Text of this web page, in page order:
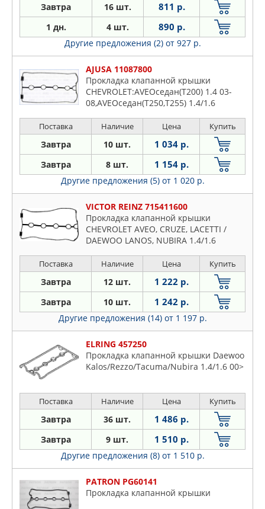
Завтра 16 шт. 811 р.
1 дн. 4 шт. 890 р.
Другие предложения (2) от 927 р.
AJUSA 11087800
Прокладка клапанной крышки
CHEVROLET:AVEOседан(T200) 1.4 03-
08,AVEOседан(T250,T255) 1.4/1.6
09-,CRUZEНаклоннаязадняячасть(J305)
1.6 11-
Поставка Наличие Цена Купить
Завтра 10 шт. 1 034 р.
Завтра 8 шт. 1 154 р.
Другие предложения (5) от 1 020 р.
VICTOR REINZ 715411600
Прокладка клапанной крышки
CHEVROLET AVEO, CRUZE, LACETTI /
DAEWOO LANOS, NUBIRA 1.4/1.6
Поставка Наличие Цена Купить
Завтра 12 шт. 1 222 р.
Завтра 10 шт. 1 242 р.
Другие предложения (14) от 1 197 р.
ELRING 457250
Прокладка клапанной крышки Daewoo
Kalos/Rezzo/Tacuma/Nubira 1.4/1.6 00>
Поставка Наличие Цена Купить
Завтра 36 шт. 1 486 р.
Завтра 9 шт. 1 510 р.
Другие предложения (8) от 1 510 р.
PATRON PG60141
Прокладка клапанной крышки